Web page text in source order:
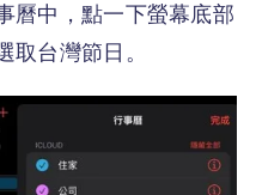
曆中，點一下螢幕底部
取台灣節日。